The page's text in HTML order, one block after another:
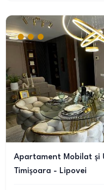
Apartament Mobilat și
Timișoara - Lipovei